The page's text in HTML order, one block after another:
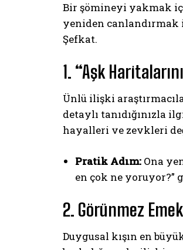
Bir şömineyi yakmak
yeniden canlandırmak
Şefkat.
1. “Aşk
Ünlü ilişki
detaylı tanıdığınızla
hayalleri ve zevkleri
Pratik Adım: Ona
en çok ne yoruyor?”
2. Görünmez
Duygusal kışın en